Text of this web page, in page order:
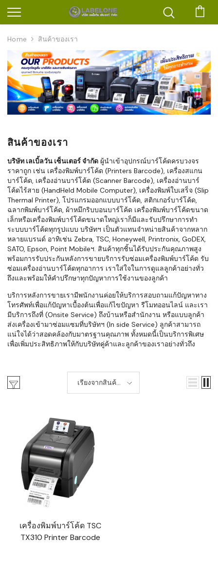
Home สินค้าของเรา
สินค้าของเรา
บริษัท เลเบิ้ลวัน เซ็นเตอร์ จำกัด ผู้นำเข้าอุปกรณ์บาร์โค้ดครบวงจร
ราคาถูก เช่น เครื่องพิมพ์บาร์โค้ด (Printers Barcode), เครื่องสแกน
บาร์โค้ด, เครื่องอ่านบาร์โค้ด (Scanner Barcode), เครื่องอ่านบาร์
โค้ดไร้สาย (HandHeld Mobile Computer), เครื่องพิมพ์ใบเสร็จ (Slip
Thermal Printer), โปรแกรมออกแบบบาร์โค้ด, สติกเกอร์บาร์โค้ด,
ฉลากพิมพ์บาร์โค้ด, ผ้าหมึกริบบอนบาร์โค้ด เครื่องพิมพ์บาร์โค้ดขนาด
เล็กหรือเครื่องพิมพ์บาร์โค้ดขนาดใหญ่เราก็มีและรับปรึกษาการทำ
ระบบบาร์โค้ดทุกรูปแบบ บริษัทฯ เป็นตัวแทนจำหน่ายสินค้าจากหลาก
หลายแบรนด์ อาทิเช่น Zebra, TSC, Honeywell, Printronix, GoDEX,
SATO, Epson, Point Mobileฯ. สินค้าทุกชิ้นได้รับประกันคุณภาพสูง
พร้อมการรับประกันหลังการขายบริการรับซ่อมเครื่องพิมพ์บาร์โค้ด รับ
ซ่อมเครื่องอ่านบาร์โค้ดทุกอาการ เราใส่ใจในการดูแลลูกค้าอย่างทั่ว
ถึงและพร้อมให้คำปรึกษาทุกปัญหาการใช้งานของลูกค้า
บริการหลังการขายเรามีพนักงานค่อยให้บริการสอบถามแก้ปัญหาทาง
โทรศัพท์เพื่อแก้ปัญหาเบื้องต้นเพื่อแก้ไขปัญหา รีโมทออนไลน์ และเรา
มีบริการถึงที่ (Onsite Service) ถึงบ้านหรือสำนักงาน หรือแบบลูกค้า
ส่งเครื่องเข้ามาซ่อมแซมที่บริษัทฯ (In side Service) ลูกค้าสามารถ
แน่ใจได้ว่าสอดคล้องกับมาตรฐานคุณภาพ ทั้งหมดนี้เป็นบริการพิเศษ
เพื่อเพิ่มประสิทธิภาพให้กับบริษัทคู่ค้าและลูกค้าของเราอย่างทั่วถึง
เรียงจากสินค้า
ใหม่-เก่า
เครื่องพิมพ์บาร์โค้ด TSC
TX310 Printer Barcode